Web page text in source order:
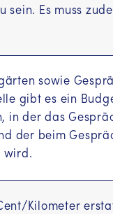
- KMR))
sein. Es muss
sowie
gibt es ein
in der das
der beim
wird.
Kilometer